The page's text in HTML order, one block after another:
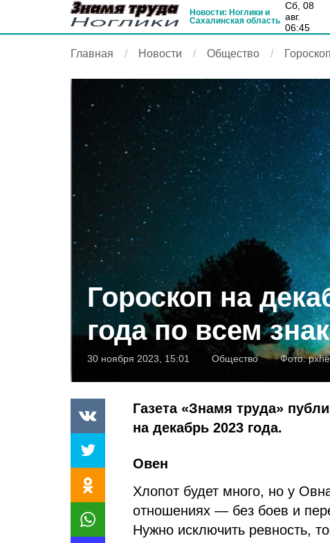
Новости: Ноглики и
Сахалинская область
сб, 08
авг.
06:45
Главная Новости Общество
Гороскоп на
года по всем
30 ноября 2023, 15:01 Общество Фото:
Газета «Знамя труда»
на декабрь 2023 года.
Овен
Хлопот будет много, но у
отношениях — без боев и
Нужно исключить ревность,